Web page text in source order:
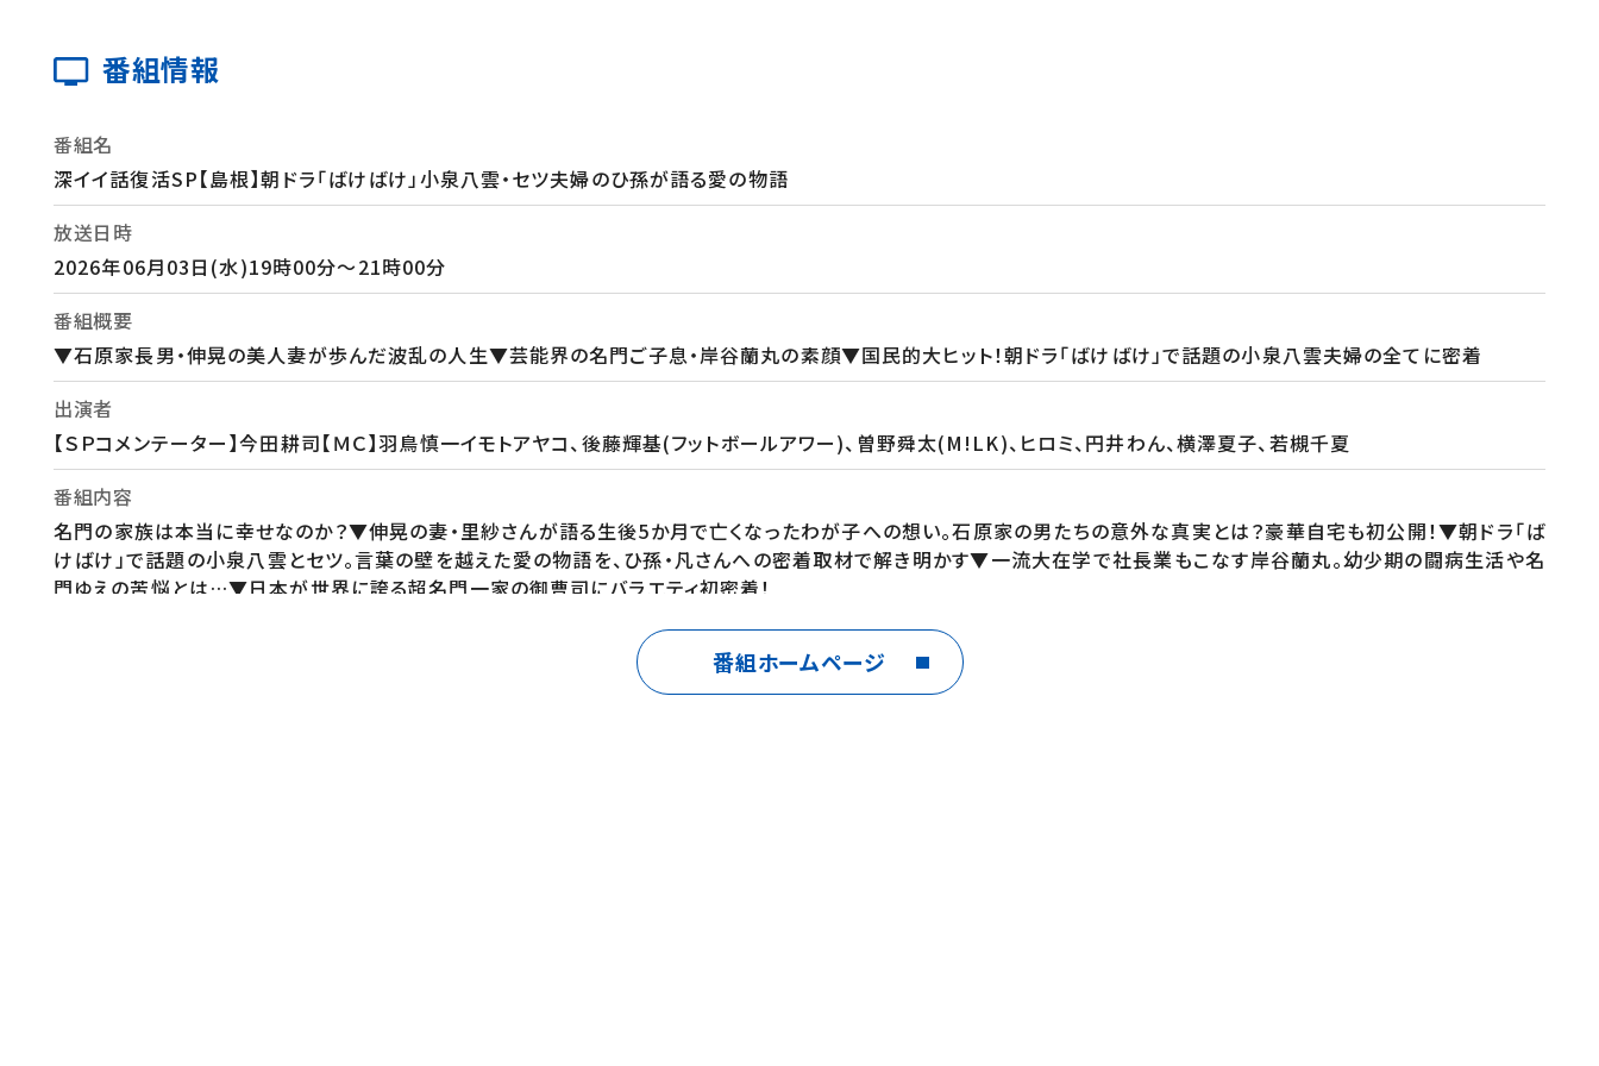
番組情報
番組名
深イイ話復活SP【島根】朝ドラ「ばけばけ」小泉八雲・セツ夫婦のひ孫が語る愛の物語
放送日時
2026年06月03日(水)19時00分～21時00分
番組概要
▼石原家長男・伸晃の美人妻が歩んだ波乱の人生▼芸能界の名門ご子息・岸谷蘭丸の素顔▼国民的大ヒット！朝ドラ「ばけばけ」で話題の小泉八雲夫婦の全てに密着
出演者
【ＳＰコメンテーター】今田耕司【ＭＣ】羽鳥慎一イモトアヤコ、後藤輝基(フットボールアワー)、曽野舜太(M!LK)、ヒロミ、円井わん、横澤夏子、若槻千夏
番組内容
名門の家族は本当に幸せなのか？▼伸晃の妻・里紗さんが語る生後5か月で亡くなったわが子への想い。石原家の男たちの意外な真実とは？豪華自宅も初公開！▼朝ドラ「ば
けばけ」で話題の小泉八雲とセツ。言葉の壁を越えた愛の物語を、ひ孫・凡さんへの密着取材で解き明かす▼一流大在学で社長業もこなす岸谷蘭丸。幼少期の闘病生活や名
門ゆえの苦悩とは…▼日本が世界に誇る超名門一家の御曹司にバラエティ初密着！
番組ホームページ